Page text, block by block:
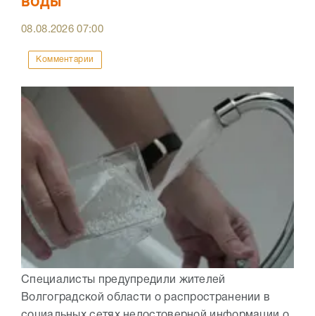
08.08.202607:00
Комментарии
Специалисты предупредили жителей
Волгоградской области о распространении в